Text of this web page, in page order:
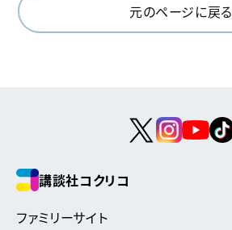
元のページに戻る
講談社コクリコ
ファミリーサイト